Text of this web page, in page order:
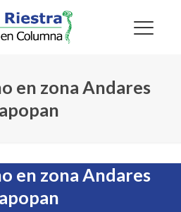
en zona Andares
en zona Andares